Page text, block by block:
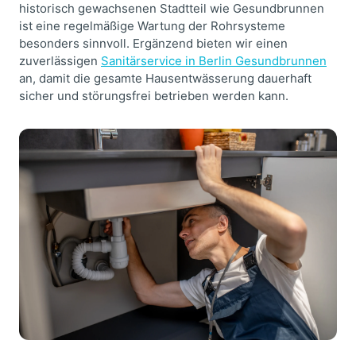
historisch gewachsenen Stadtteil wie Gesundbrunnen
ist eine regelmäßige Wartung der Rohrsysteme
besonders sinnvoll. Ergänzend bieten wir einen
zuverlässigen Sanitärservice in Berlin Gesundbrunnen
an, damit die gesamte Hausentwässerung dauerhaft
sicher und störungsfrei betrieben werden kann.